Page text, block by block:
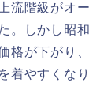
流階級がオ
。しかし昭
格が下がり
着やすくなり